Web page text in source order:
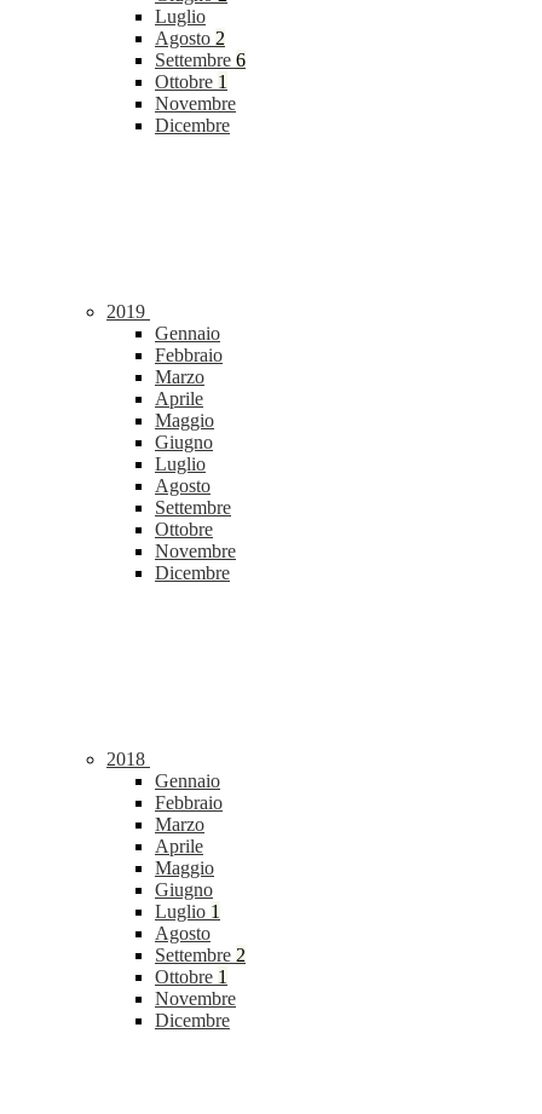
Luglio
Agosto 2
Settembre 6
Ottobre 1
Novembre
Dicembre
2019
Gennaio
Febbraio
Marzo
Aprile
Maggio
Giugno
Luglio
Agosto
Settembre
Ottobre
Novembre
Dicembre
2018
Gennaio
Febbraio
Marzo
Aprile
Maggio
Giugno
Luglio 1
Agosto
Settembre 2
Ottobre 1
Novembre
Dicembre